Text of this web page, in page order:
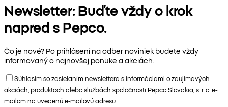
Newsletter: Buďte vždy o krok
napred s Pepco.
Čo je nové? Po prihlásení na odber noviniek budete vždy
informovaný o najnovšej ponuke a akciách.
Súhlasím so zasielaním newslettera s informáciami o zaujímavých
akciách, produktoch alebo službách spoločnosti Pepco Slovakia, s. r. o. e-
mailom na uvedenú e-mailovú adresu.